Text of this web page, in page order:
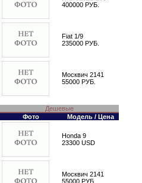
400000 РУБ.
Fiat 1/9
235000 РУБ.
Москвич 2141
55000 РУБ.
Дешевые
Фото
Модель / Цена
Honda 9
23300 USD
Москвич 2141
55000 РУБ.